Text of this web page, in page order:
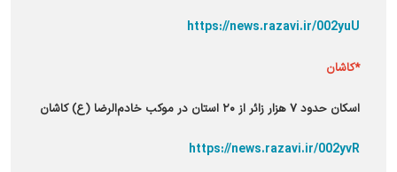
https://news.razavi.ir/002yuU
*کاشان
اسکان حدود ۷ هزار زائر از ۲۰ استان در موکب خادم‌الرضا (ع) کاشان
https://news.razavi.ir/002yvR